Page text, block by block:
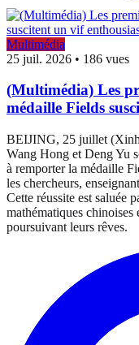
Multimédia
25 juil. 2026 • 186 vues
(Multimédia) Les
médaille Fields
BEIJING, 25 juillet
Wang Hong et Deng Yu
à remporter la médaille
les chercheurs,
Cette réussite est saluée
mathématiques
poursuivant leurs rêves.